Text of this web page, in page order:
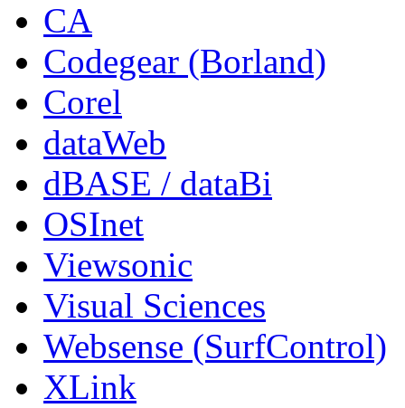
CA
Codegear (Borland)
Corel
dataWeb
dBASE / dataBi
OSInet
Viewsonic
Visual Sciences
Websense (SurfControl)
XLink